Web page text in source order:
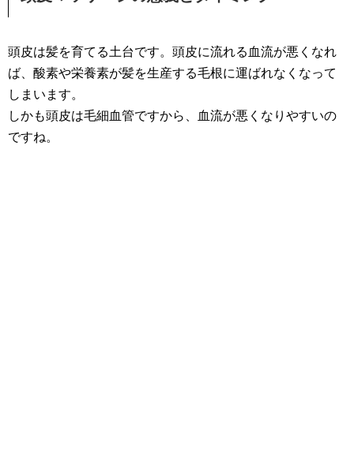
頭皮は髪を育てる土台です。頭皮に流れる血流が悪くなれ
ば、酸素や栄養素が髪を生産する毛根に運ばれなくなって
しまいます。
しかも頭皮は毛細血管ですから、血流が悪くなりやすいの
ですね。